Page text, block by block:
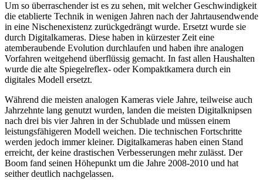
Um so überraschender ist es zu sehen, mit welcher Geschwindigkeit
die etablierte Technik in wenigen Jahren nach der Jahrtausendwende
in eine Nischenexistenz zurückgedrängt wurde. Ersetzt wurde sie
durch Digitalkameras. Diese haben in kürzester Zeit eine
atemberaubende Evolution durchlaufen und haben ihre analogen
Vorfahren weitgehend überflüssig gemacht. In fast allen Haushalten
wurde die alte Spiegelreflex- oder Kompaktkamera durch ein
digitales Modell ersetzt.
Während die meisten analogen Kameras viele Jahre, teilweise auch
Jahrzehnte lang genutzt wurden, landen die meisten Digitalknipsen
nach drei bis vier Jahren in der Schublade und müssen einem
leistungsfähigeren Modell weichen. Die technischen Fortschritte
werden jedoch immer kleiner. Digitalkameras haben einen Stand
erreicht, der keine drastischen Verbesserungen mehr zulässt. Der
Boom fand seinen Höhepunkt um die Jahre 2008-2010 und hat
seither deutlich nachgelassen.